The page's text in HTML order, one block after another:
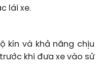
lái xe.
kín và khả năng chịu
khi đưa xe vào sử